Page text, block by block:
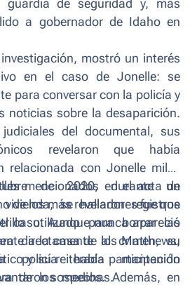
guardia de seguridad y, más
a gobernador de Idaho en
mostró un interés
en el caso de Jonelle: se
para conversar con la policía y
noticias sobre la desaparición.
del documental, sus
revelaron que había
relacionada con Jonelle miles
de 2020, durante un
se hallaron registros
caso. Aunque nunca apareció
directamente al crimen, su
y su reiterada participación
sospechas.
mencionados en el acta de
de los más reveladores fue que
utilizado para borrar las
a la casa de los Matthews,
había mantenido
de los medios. Además, en